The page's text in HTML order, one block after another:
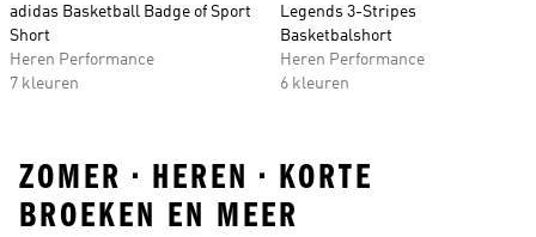
adidas Basketball Badge of Sport
Short
Heren Performance
7 kleuren
Legends 3-Stripes
Basketbalshort
Heren Performance
6 kleuren
ZOMER • HEREN • KORTE
BROEKEN EN MEER